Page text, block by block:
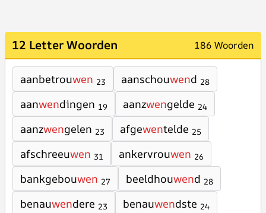
12 Letter Woorden 186 Woorden
aanbetrouwen 23 aanschouwend 28
aanwendingen 19 aanzwengelde 24
aanzwengelen 23 afgewentelde 25
afschreeuwen 31 ankervrouwen 26
bankgebouwen 27 beeldhouwend 28
benauwendere 23 benauwendste 24